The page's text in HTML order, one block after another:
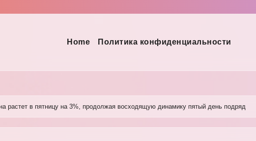
Home Политика конфиденциальности
растет в пятницу на 3%, продолжая восходящую динамику пятый день подряд